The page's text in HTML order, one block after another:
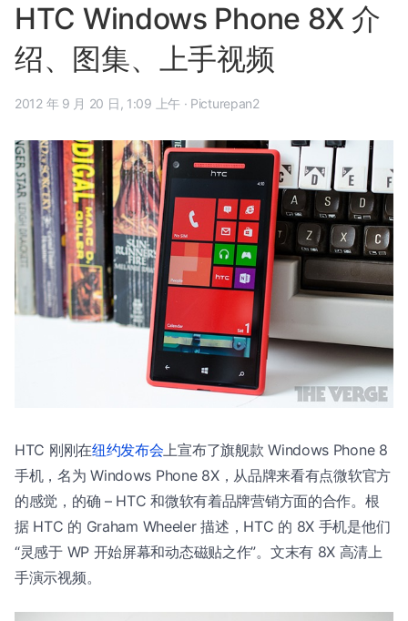
HTC Windows Phone 8X 介
绍、图集、上手视频
2012 年 9 月 20 日, 1:09 上午 · Picturepan2
HTC 刚刚在纽约发布会 上宣布了旗舰款 Windows Phone 8
手机，名为 Windows Phone 8X，从品牌来看有点微软官方
的感觉，的确 – HTC 和微软有着品牌营销方面的合作。根
据 HTC 的 Graham Wheeler 描述，HTC 的 8X 手机是他们
“灵感于 WP 开始屏幕和动态磁贴之作”。文末有 8X 高清上
手演示视频。